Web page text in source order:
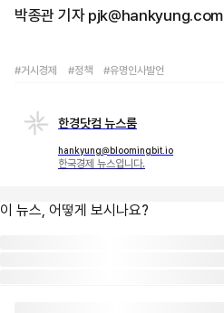
박종관 기자 pjk@hankyung.com
#거시경제 #정책 #유명인사발언
한경닷컴 뉴스룸
hankyung@bloomingbit.io
한국경제 뉴스입니다.
이 뉴스, 어떻게 보시나요?